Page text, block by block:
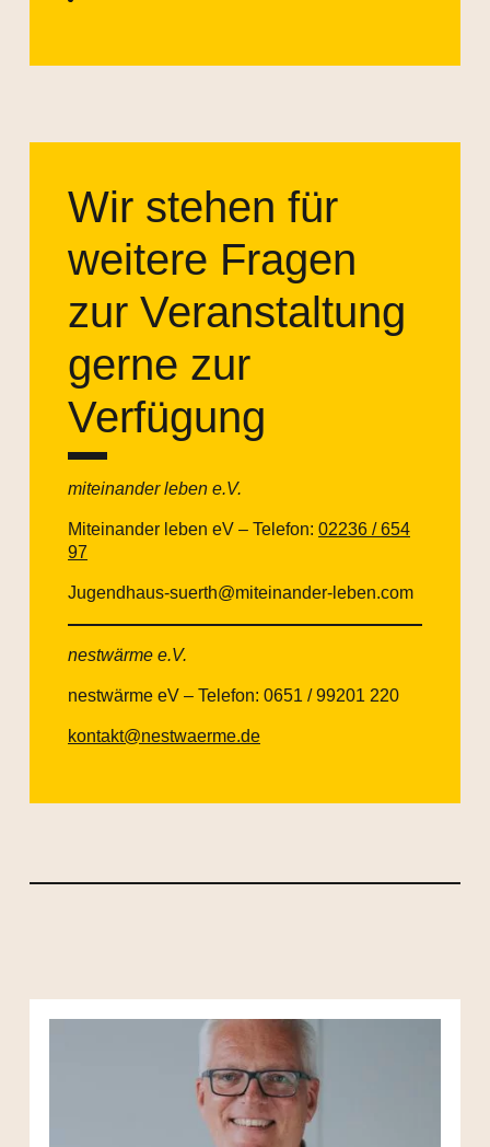
Wir stehen für
weitere Fragen
zur Veranstaltung
gerne zur
Verfügung
miteinander leben e.V.
Miteinander leben eV – Telefon: 02236 / 654
97
Jugendhaus-suerth@miteinander-leben.com
nestwärme e.V.
nestwärme eV – Telefon: 0651 / 99201 220
kontakt@nestwaerme.de